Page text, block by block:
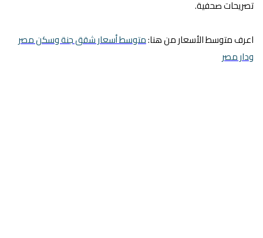
تصريحات صحفية.
اعرف متوسط الأسعار من هنا:متوسط أسعار شقق جنة وسكن مصر
ودار مصر